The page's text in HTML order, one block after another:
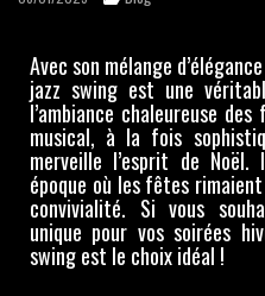
RÉFÉRENCES
TÉMOIGNAGES
Avec son mélange
jazz swing est une
l’ambiance chaleureuse
musical, à la fois
merveille l’esprit de
époque où les fêtes
convivialité. Si vous
unique pour vos soirées
swing est le choix idéal !